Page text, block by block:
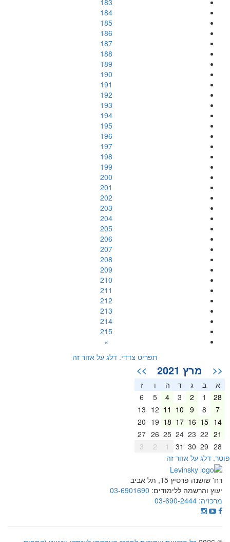
183
184
185
186
187
188
189
190
191
192
193
194
195
196
197
198
199
200
201
202
203
204
205
206
207
208
209
210
211
212
213
214
215
»
תפריט צדדי. דלג על אזור זה
<< מרץ 2021 >>
א ב ג ד ה
ז
28
2
3
4
5
6
7
8
9
10
11
12
13
14
15
16
17
18
19
20
21
22
23
24
25
26
27
28
29
30
31
2
3
דלג על אזור זה
רח' שושנה פרסיץ 15, תל אביב
יעוץ והרשמה ללימודים: 03-6901690
מרכזיה: 03-690-2444